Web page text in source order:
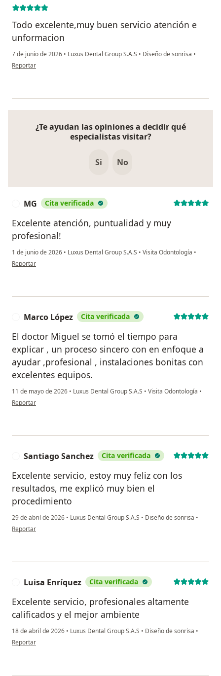
Todo excelente,muy buen servicio atención e
unformacion
7 de junio de 2026 • Luxus Dental Group S.A.S • Diseño de sonrisa •
en opinión del usuario Luz angela camacho
Reportar
¿Te ayudan las opiniones a decidir qué
especialistas visitar?
Si No
MG Cita verificada
Excelente atención, puntualidad y muy
profesional!
1 de junio de 2026 • Luxus Dental Group S.A.S • Visita Odontología •
en opinión del usuario MG
Reportar
Marco López Cita verificada
El doctor Miguel se tomó el tiempo para
explicar , un proceso sincero con en enfoque a
ayudar ,profesional , instalaciones bonitas con
excelentes equipos.
11 de mayo de 2026 • Luxus Dental Group S.A.S • Visita Odontología •
en opinión del usuario Marco López
Reportar
Santiago Sanchez Cita verificada
Excelente servicio, estoy muy feliz con los
resultados, me explicó muy bien el
procedimiento
29 de abril de 2026 • Luxus Dental Group S.A.S • Diseño de sonrisa •
en opinión del usuario Santiago Sanchez
Reportar
Luisa Enríquez Cita verificada
Excelente servicio, profesionales altamente
calificados y el mejor ambiente
18 de abril de 2026 • Luxus Dental Group S.A.S • Diseño de sonrisa •
en opinión del usuario Luisa Enríquez
Reportar